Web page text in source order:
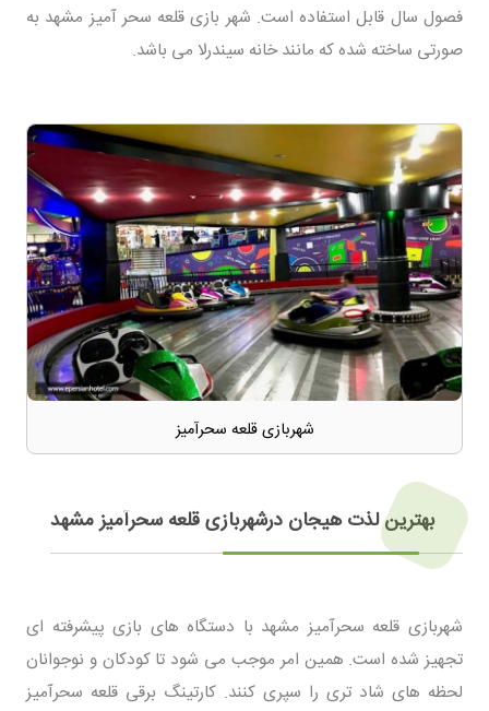
فصول سال قابل استفاده است. شهر بازی قلعه سحر آمیز مشهد به
صورتی ساخته شده که مانند خانه سیندرلا می باشد.
شهربازی قلعه سحرآمیز
بهترین لذت هیجان درشهربازی قلعه سحرآمیز مشهد
شهربازی قلعه سحرآمیز مشهد با دستگاه های بازی پیشرفته ای
تجهیز شده است. همین امر موجب می شود تا کودکان و نوجوانان
لحظه های شاد تری را سپری کنند. کارتینگ برقی قلعه سحرآمیز